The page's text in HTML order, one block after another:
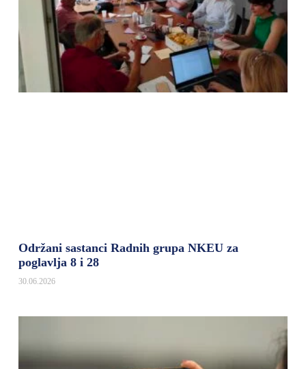
Održani sastanci Radnih grupa NKEU za
poglavlja 8 i 28
30.06.2026